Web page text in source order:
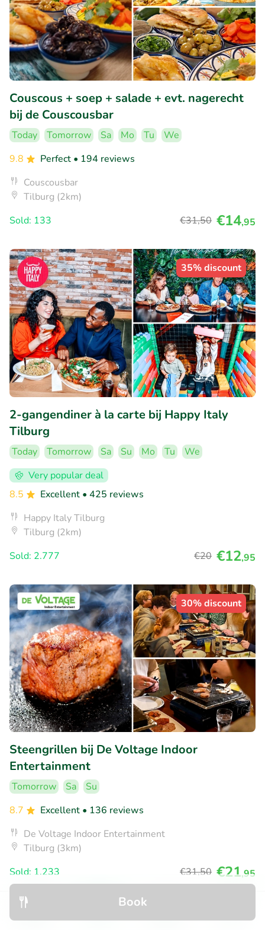
Book
Couscous + soep + salade + evt. nagerecht
bij de Couscousbar
Today Tomorrow Sa Mo Tu
We
9.8
Perfect • 194 reviews
Couscousbar
Tilburg (2km)
Sold: 133
€31,50 €14,95
35% discount
2-gangendiner à la carte bij Happy Italy
Tilburg
Today Tomorrow Sa Su Mo Tu
We
Very popular deal
8.5
Excellent • 425 reviews
Happy Italy Tilburg
Tilburg (2km)
Sold: 2.777
€20 €12,95
30% discount
Steengrillen bij De Voltage Indoor
Entertainment
Tomorrow Sa
Su
8.7
Excellent • 136 reviews
De Voltage Indoor Entertainment
Tilburg (3km)
Sold: 1.233
€31,50 €21,95
30% discount